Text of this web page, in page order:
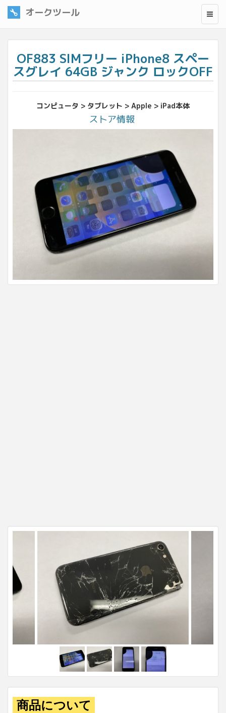
オークツール
OF883 SIMフリー iPhone8 スペー
スグレイ 64GB ジャンク ロックOFF
コンピュータ > タブレット > Apple > iPad本体
ストア情報
商品について